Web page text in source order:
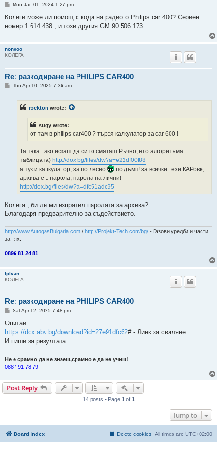
P
s
Mon Jan 01, 2024 1:27 pm
Колеги може ли помощ с кода на радиото Philips car 400? Сериен
номер 1 614 438 , и този другия GM 90 506 173 .
hohooo
КОЛЕГА
Re: разкодиране на PHILIPS CAR400
PThu Apr 10, 2025 7:36 am
rockton wrote:
sugy wrote:
от там в philips car400 ? търся калкулатор за car 600 !
Та така...ако искаш да си го смяташ Ръчно, ето алгоритъма
таблицата) http://dox.bg/files/dw?a=e22df00f88
а тук и калкулатор, за по лесно
по дъмп! за всички тези КАРове,
архива е с парола, парола на лични!
http://dox.bg/files/dw?a=dfc51adc95
Колега , би ли ми изпратил паролата за архива?
Благодаря предварително за съдействието.
http://www.AutogasBulgaria.com / http://Projekt-Tech.com/bg/ - Газови уредби и части
за тях.
0896 81 24 81
ipivan
КОЛЕГА
Re: разкодиране на PHILIPS CAR400
P
s
Sat Apr 12, 2025 7:48 pm
Опитай.
https://dox.abv.bg/download?id=27e91dfc62# - Линк за сваляне
И пиши за резултата.
Не е срамно да не знаеш,срамно е да не учиш!
0887 91 78 79
Post Reply Quick-mod tools
14 posts • Page 1 of 1
Jump to
Board index All times are UTC+02:00
Delete cookies